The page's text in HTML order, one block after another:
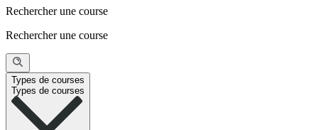
Rechercher une course
Rechercher une course
Types de courses
Types de courses